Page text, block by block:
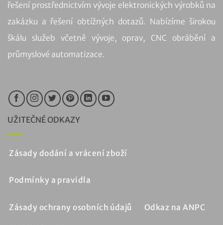
řešení prostřednictvím vývoje elektronických výrobků na
zakázku a řešení obtížných dotazů. Nabízíme širokou
škálu služeb včetně vývoje, oprav, CNC obrábění a
průmyslové automatizace.
UŽITEČNÉ ODKAZY
Zásady dodání a vrácení zboží
Podmínky a pravidla
Zásady ochrany osobních údajů Odkaz na ANPC